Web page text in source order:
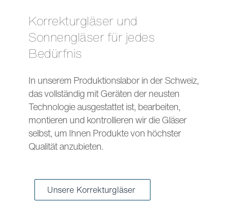
Korrekturgläser und
Sonnengläser für jedes
Bedürfnis
In unserem Produktionslabor in der Schweiz,
das vollständig mit Geräten der neusten
Technologie ausgestattet ist, bearbeiten,
montieren und kontrollieren wir die Gläser
selbst, um Ihnen Produkte von höchster
Qualität anzubieten.
Unsere Korrekturgläser